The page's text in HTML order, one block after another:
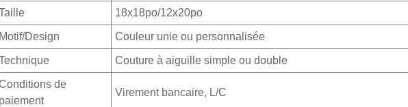
18x18po/12x20po
Motif/Design Couleur unie ou personnalisée
Couture à aiguille simple ou double
de
paiement
Virement bancaire, L/C